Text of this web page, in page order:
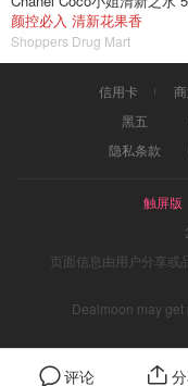
颜控必入 清新花果香
Shoppers Drug Mart
评论
信用卡
黑五
隐私条款
触屏版
页面信息由用户分享或
Dealmoon may